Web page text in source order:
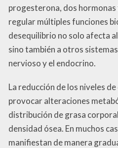
progesterona, dos
regular múltiples funciones
desequilibrio no solo afecta
sino también a otros
nervioso y el endocrino.
La reducción de los niveles
provocar alteraciones
distribución de grasa
densidad ósea. En muchos
manifiestan de manera